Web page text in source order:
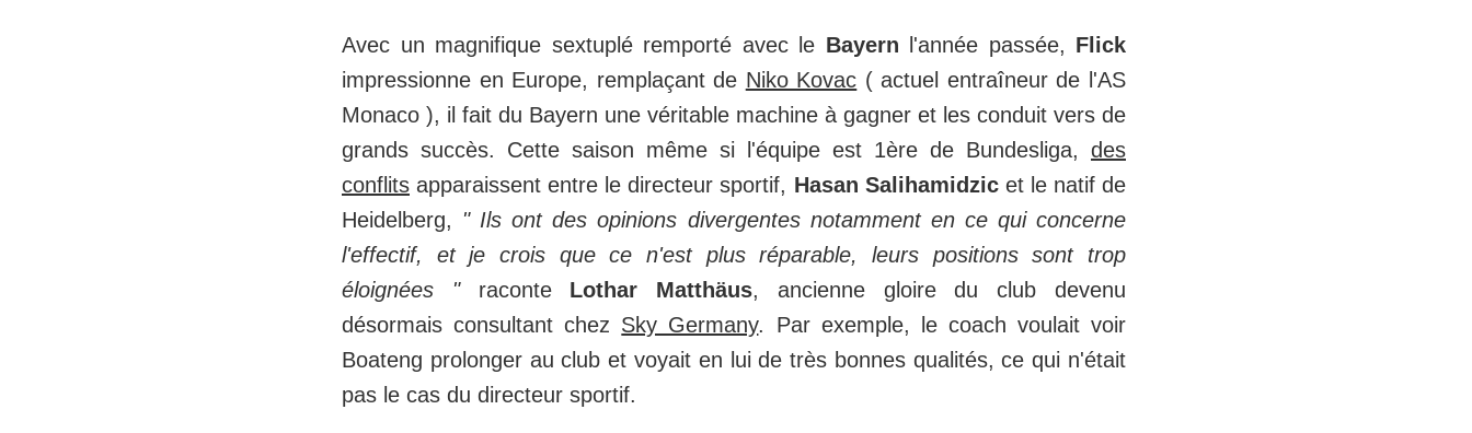
Avec un magnifique sextuplé remporté avec le Bayern l'année passée, Flick
impressionne en Europe, remplaçant de Niko Kovac ( actuel entraîneur de l'AS
Monaco ), il fait du Bayern une véritable machine à gagner et les conduit vers de
grands succès. Cette saison même si l'équipe est 1ère de Bundesliga, des
conflits apparaissent entre le directeur sportif, Hasan Salihamidzic et le natif de
Heidelberg, " Ils ont des opinions divergentes notamment en ce qui concerne
l'effectif, et je crois que ce n'est plus réparable, leurs positions sont trop
éloignées "raconte Lothar Matthäus, ancienne gloire du club devenu
désormais consultant chez Sky Germany. Par exemple, le coach voulait voir
Boateng prolonger au club et voyait en lui de très bonnes qualités, ce qui n'était
pas le cas du directeur sportif.